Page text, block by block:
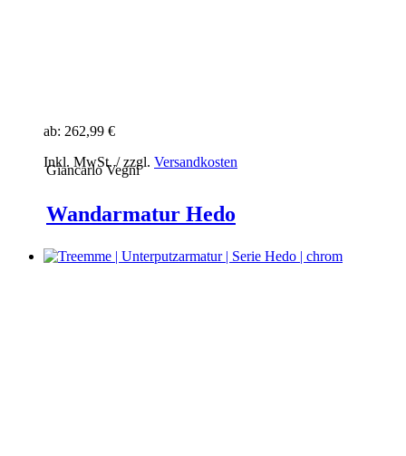
ab: 262,99 €
Inkl. MwSt. / zzgl. Versandkosten
Giancarlo Vegni
Wandarmatur Hedo